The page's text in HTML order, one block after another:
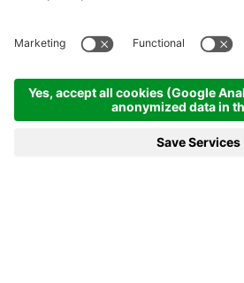
Überlauf